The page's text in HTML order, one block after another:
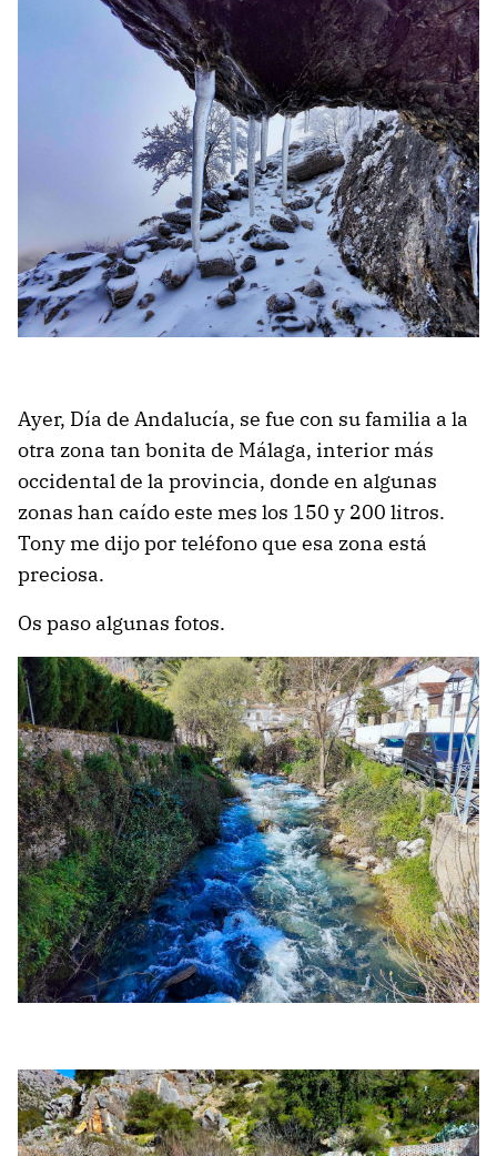
Ayer, Día de Andalucía, se fue con su familia a la
otra zona tan bonita de Málaga, interior más
occidental de la provincia, donde en algunas
zonas han caído este mes los 150 y 200 litros.
Tony me dijo por teléfono que esa zona está
preciosa.
Os paso algunas fotos.